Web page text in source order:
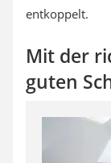
entkoppelt.
Mit der
guten